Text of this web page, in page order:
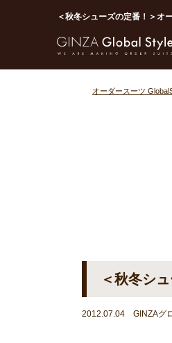
＜秋冬シューズの定番！＞オ
オーダースーツ
＜秋冬シ
2012.07.04 GINZAグ